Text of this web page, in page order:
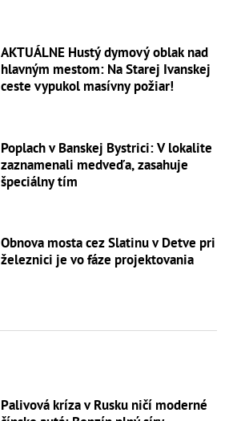
AKTUÁLNE Hustý dymový oblak nad
hlavným mestom: Na Starej Ivanskej
ceste vypukol masívny požiar!
Poplach v Banskej Bystrici: V lokalite
zaznamenali medveďa, zasahuje
špeciálny tím
Obnova mosta cez Slatinu v Detve pri
železnici je vo fáze projektovania
Palivová kríza v Rusku ničí moderné